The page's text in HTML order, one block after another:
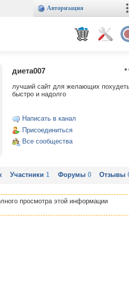
Авторизация
диета007
лучший сайт для желающих
быстро и надолго
Написать в канал
Присоединиться
Все сообщества
Участники1 Форумы 0 Отзывы
просмотра этой информации